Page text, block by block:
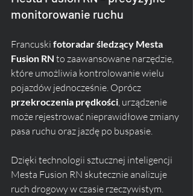
monitorowanie ruchu
Francuski fotoradar śledzący Mesta
Fusion RN to zaawansowane narzędzie,
które umożliwia kontrolowanie wielu
pojazdów jednocześnie. Oprócz
przekroczenia prędkości, urządzenie
może rejestrować nieprawidłowe zmiany
pasa ruchu oraz jazdę po buspasie.
Dzięki technologii sztucznej inteligencji
Mesta Fusion RN skutecznie analizuje
ruch drogowy w czasie rzeczywistym.